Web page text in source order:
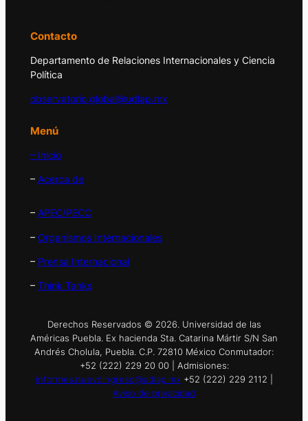
Contacto
Departamento de Relaciones Internacionales y Ciencia
Política
observatorio.global@udlap.mx
Menú
– Inicio
– Acerca de
– APEC/PECC
– Organismos Internacionales
– Prensa Internacional
– Think Tanks
Derechos Reservados © 2026. Universidad de las
Américas Puebla. Ex hacienda Sta. Catarina Mártir S/N San
Andrés Cholula, Puebla. C.P. 72810 México Conmutador:
+52 (222) 229 20 00 | Admisiones:
informes.nuevoingreso@udlap.mx +52 (222) 229 2112 |
Aviso de privacidad